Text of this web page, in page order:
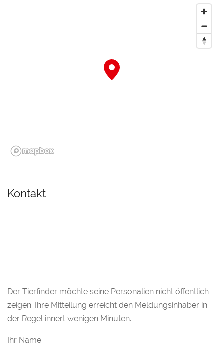
Kontakt
Der Tierfinder möchte seine Personalien nicht öffentlich
zeigen. Ihre Mitteilung erreicht den Meldungsinhaber in
der Regel innert wenigen Minuten.
Ihr Name: